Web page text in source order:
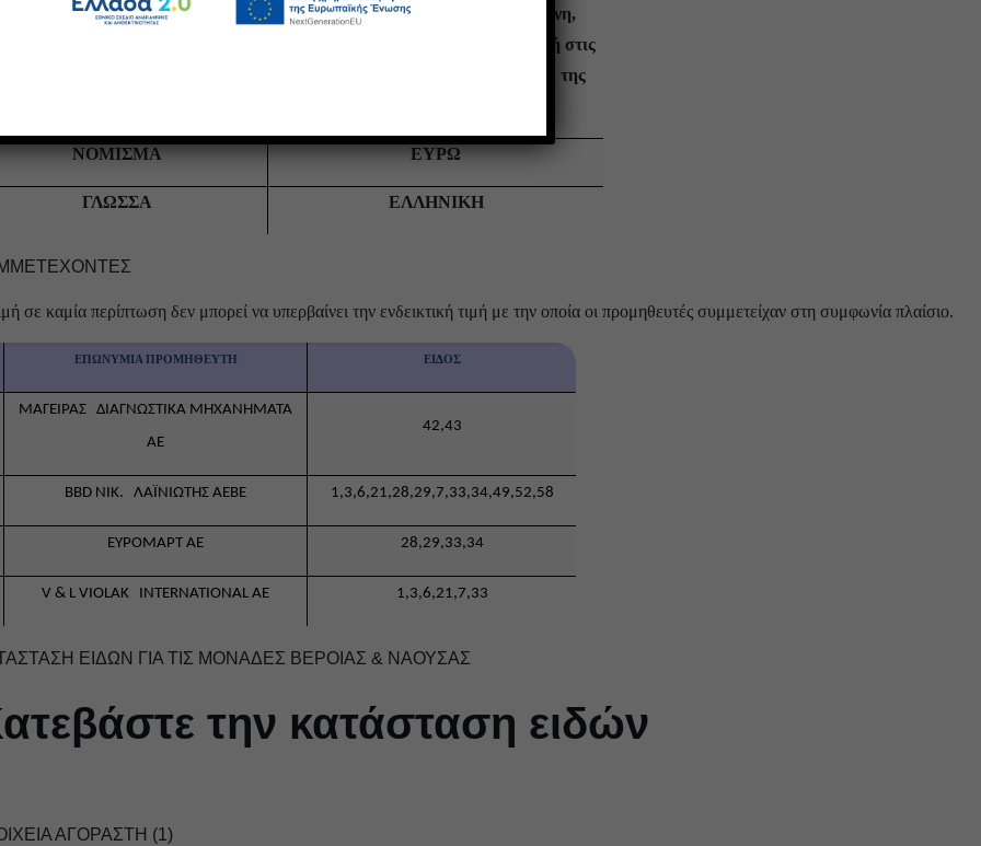
Οι παραδόσεις θα γίνονται με ευθύνη,
μέριμνα και δαπάνη του προμηθευτή στις
αποθήκες της Μονάδας Βέροιας και της
ΝΟΜΙΣΜΑ ΕΥΡΩ
ΓΛΩΣΣΑ ΕΛΛΗΝΙΚΗ
σε καμία περίπτωση δεν μπορεί να υπερβαίνει την ενδεικτική τιμή με την οποία οι προμηθευτές συμμετείχαν στη συμφωνία πλαίσιο.
ΕΠΩΝΥΜΙΑ ΠΡΟΜΗΘΕΥΤΗ ΕΙΔΟΣ
ΜΑΓΕΙΡΑΣ ΔΙΑΓΝΩΣΤΙΚΑ ΜΗΧΑΝΗΜΑΤΑ
ΑΕ
42,43
BBD ΝΙΚ. ΛΑΪΝΙΩΤΗΣ ΑΕΒΕ 1,3,6,21,28,29,7,33,34,49,52,58
ΕΥΡΟΜΑΡΤ ΑΕ 28,29,33,34
V & L VIOLAK INTERNATIONAL AE 1,3,6,21,7,33
ΕΙΔΩΝ ΓΙΑ ΤΙΣ ΜΟΝΑΔΕΣ ΒΕΡΟΙΑΣ & ΝΑΟΥΣΑΣ
την κατάσταση ειδών
ΑΓΟΡΑΣΤΗ (1)